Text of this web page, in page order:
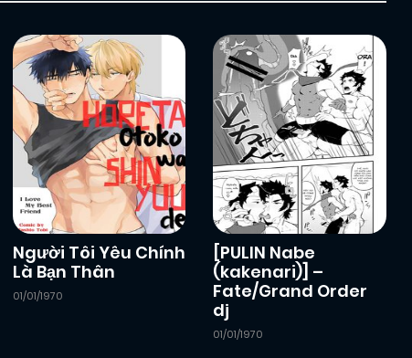
Người Tôi Yêu Chính
Là Bạn Thân
01/01/1970
[PULIN Nabe
(kakenari)] –
Fate/Grand Order
dj
01/01/1970